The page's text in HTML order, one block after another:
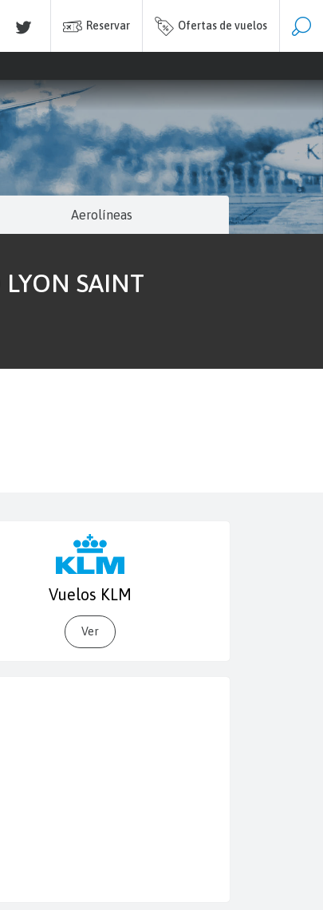
Reservar Ofertas de vuelos
Aerolíneas
SAINT
Vuelos KLM
Ver